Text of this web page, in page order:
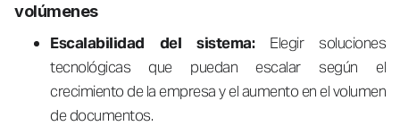
volúmenes
Escalabilidad del sistema: Elegir soluciones
tecnológicas que puedan escalar según el
crecimiento de la empresa y el aumento en el volumen
de documentos.